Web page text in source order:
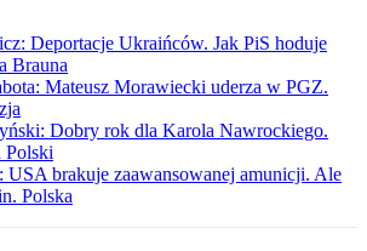
Deportacje Ukraińców. Jak PiS hoduje
Brauna
Mateusz Morawiecki uderza w PGZ.
Dobry rok dla Karola Nawrockiego.
Polski
USA brakuje zaawansowanej amunicji. Ale
Polska